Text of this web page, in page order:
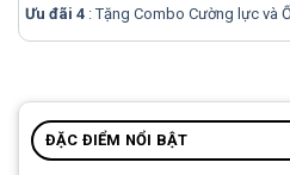
Ưu đãi 4 : Tặng Combo Cường lực và
ĐẶC ĐIỂM NỔI BẬT